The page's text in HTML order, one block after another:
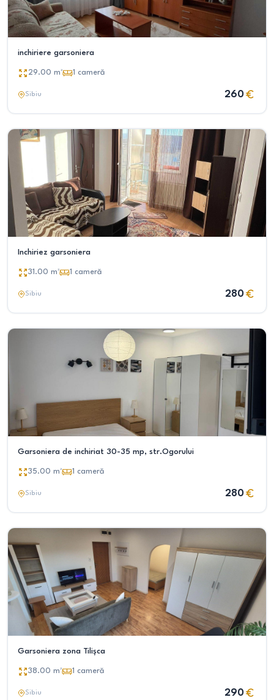
inchiriere garsoniera
29.00 m² 1 cameră
Sibiu 260
Inchiriez garsoniera
31.00 m² 1 cameră
Sibiu 280
Garsoniera de inchiriat 30-35 mp, str.Ogorului
35.00 m² 1 cameră
Sibiu 280
Garsoniera zona Tilișca
38.00 m² 1 cameră
Sibiu 290